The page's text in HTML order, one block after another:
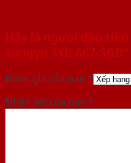
Hãy là người đầu
Sungyu SYB 667-SGD”
Đánh giá của bạn *
Nhận xét của bạn *